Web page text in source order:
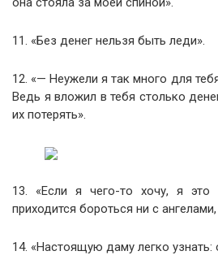
11. «Без денег нельзя быть леди».
12. «— Неужели я так много для
Ведь я вложил в тебя столько
их потерять».
13. «Если я чего-то хочу, я
приходится бороться ни с
14. «Настоящую даму легко узнать: